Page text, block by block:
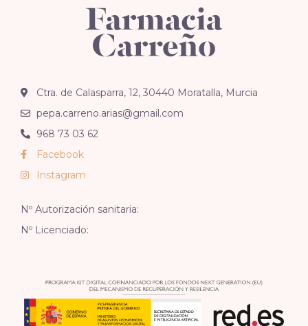
Ctra. de Calasparra, 12, 30440 Moratalla, Murcia
pepa.carreno.arias@gmail.com
968 73 03 62
Facebook
Instagram
Nº Autorización sanitaria:
Nº Licenciado: